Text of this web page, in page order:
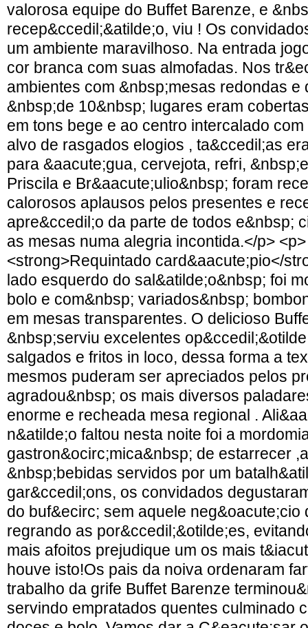
valorosa equipe do Buffet Barenze, e
recep&ccedil;&atilde;o, viu ! Os
um ambiente maravilhoso. Na entrada
cor branca com suas almofadas. Nos
ambientes com &nbsp;mesas redondas e
&nbsp;de 10&nbsp; lugares eram
em tons bege e ao centro intercalado
alvo de rasgados elogios , ta&ccedil;as
para &aacute;gua, cervejota, refri,
Priscila e Br&aacute;ulio&nbsp; foram
calorosos aplausos pelos presentes e
apre&ccedil;o da parte de todos e&nbsp;
as mesas numa alegria incontida.</p> <p>
<strong>Requintado card&aacute;pio</
lado esquerdo do sal&atilde;o&nbsp; foi
bolo e com&nbsp; variados&nbsp;
em mesas transparentes. O delicioso
&nbsp;serviu excelentes
salgados e fritos in loco, dessa forma a
mesmos puderam ser apreciados pelos
agradou&nbsp; os mais diversos
enorme e recheada mesa regional .
n&atilde;o faltou nesta noite foi a
gastron&ocirc;mica&nbsp; de estarrecer
&nbsp;bebidas servidos por um
gar&ccedil;ons, os convidados
do buf&ecirc; sem aquele neg&oacute;cio
regrando as por&ccedil;&otilde;es,
mais afoitos prejudique um os mais
houve isto!Os pais da noiva ordenaram
trabalho da grife Buffet Barenze
servindo empratados quentes culminado